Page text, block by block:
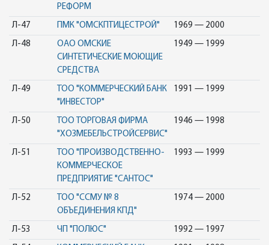
РЕФОРМ
Л-47 ПМК "ОМСКПТИЦЕСТРОЙ" 1969 — 2000
Л-48
ОАО ОМСКИЕ
СИНТЕТИЧЕСКИЕ МОЮЩИЕ
СРЕДСТВА
1949 — 1999
Л-49
ТОО "КОММЕРЧЕСКИЙ БАНК
"ИНВЕСТОР"
1991 — 1999
Л-50
ТОО ТОРГОВАЯ ФИРМА
"ХОЗМЕБЕЛЬСТРОЙСЕРВИС"
1946 — 1998
Л-51
ТОО "ПРОИЗВОДСТВЕННО-
КОММЕРЧЕСКОЕ
ПРЕДПРИЯТИЕ "САНТОС"
1993 — 1999
Л-52
ТОО "ССМУ № 8
ОБЪЕДИНЕНИЯ КПД"
1974 — 2000
Л-53 ЧП "ПОЛЮС" 1992 — 1997